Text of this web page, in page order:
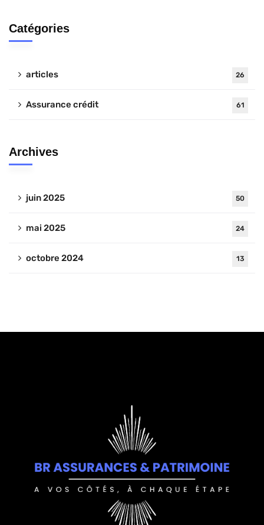
Catégories
articles 26
Assurance crédit 61
Archives
juin 2025 50
mai 2025 24
octobre 2024 13